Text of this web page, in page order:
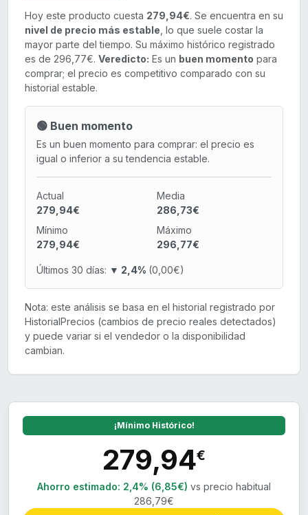
Hoy este producto cuesta 279,94€. Se encuentra en su
nivel de precio más estable , lo que suele costar la
mayor parte del tiempo. Su máximo histórico registrado
es de 296,77€. Veredicto: Es un buen momento para
comprar; el precio es competitivo comparado con su
historial estable.
🟢 Buen momento
Es un buen momento para comprar: el precio es
igual o inferior a su tendencia estable.
Actual
279,94€
Media
286,73€
Mínimo
279,94€
Máximo
296,77€
Últimos 30 días: ▼ 2,4% (0,00€)
Nota: este análisis se basa en el historial registrado por
HistorialPrecios (cambios de precio reales detectados)
y puede variar si el vendedor o la disponibilidad
cambian.
¡Mínimo Histórico!
279,94€
Ahorro estimado: 2,4% (6,85€) vs precio habitual
286,79€